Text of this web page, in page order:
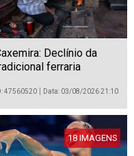
Declínio da
ferraria
18 IMAGENS